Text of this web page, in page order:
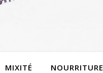
MIXITÉ NOURRITURE